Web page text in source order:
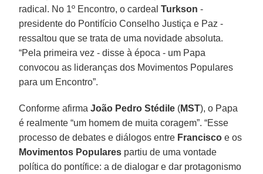
radical. No 1º Encontro, o cardealTurkson -
presidente do Pontifício Conselho Justiça e Paz -
ressaltou que se trata de uma novidade absoluta.
“Pela primeira vez - disse à época - um Papa
convocou as lideranças dos Movimentos Populares
para um Encontro”.
Conforme afirmaJoão Pedro Stédile (MST), o Papa
é realmente “um homem de muita coragem”. “Esse
processo de debates e diálogos entre Francisco e os
Movimentos Populares partiu de uma vontade
política do pontífice: a de dialogar e dar protagonismo